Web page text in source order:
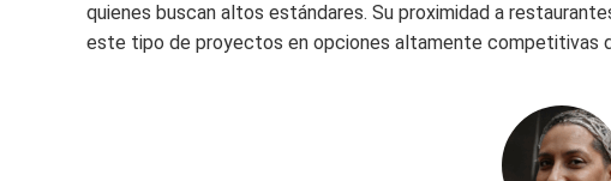
quienes buscan altos estándares. Su proximidad a
este tipo de proyectos en opciones altamente competitivas